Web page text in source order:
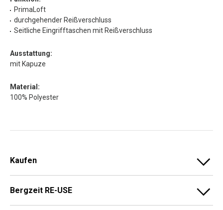
PrimaLoft
durchgehender Reißverschluss
Seitliche Eingrifftaschen mit Reißverschluss
Ausstattung:
mit Kapuze
Material:
100% Polyester
Kaufen
Bergzeit RE-USE